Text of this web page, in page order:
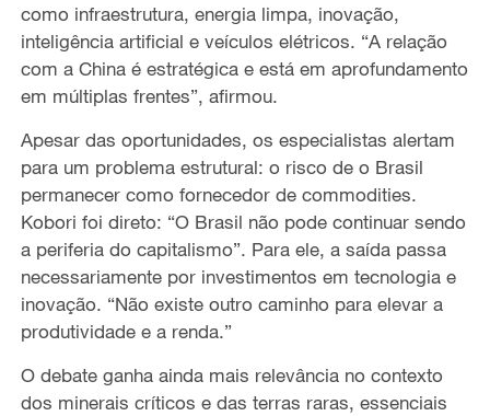
como infraestrutura, energia limpa, inovação,
inteligência artificial e veículos elétricos. “A relação
com a China é estratégica e está em aprofundamento
em múltiplas frentes”, afirmou.
Apesar das oportunidades, os especialistas alertam
para um problema estrutural: o risco de o Brasil
permanecer como fornecedor de commodities.
Kobori foi direto: “O Brasil não pode continuar sendo
a periferia do capitalismo”. Para ele, a saída passa
necessariamente por investimentos em tecnologia e
inovação. “Não existe outro caminho para elevar a
produtividade e a renda.”
O debate ganha ainda mais relevância no contexto
dos minerais críticos e das terras raras, essenciais